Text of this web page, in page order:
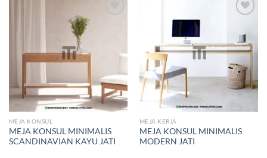
wishlist
MEJA KONSUL
MEJA KONSUL MINIMALIS
SCANDINAVIAN KAYU JATI
Add to
wishlist
MEJA KERJA
MEJA KONSUL MINIMALIS
MODERN JATI